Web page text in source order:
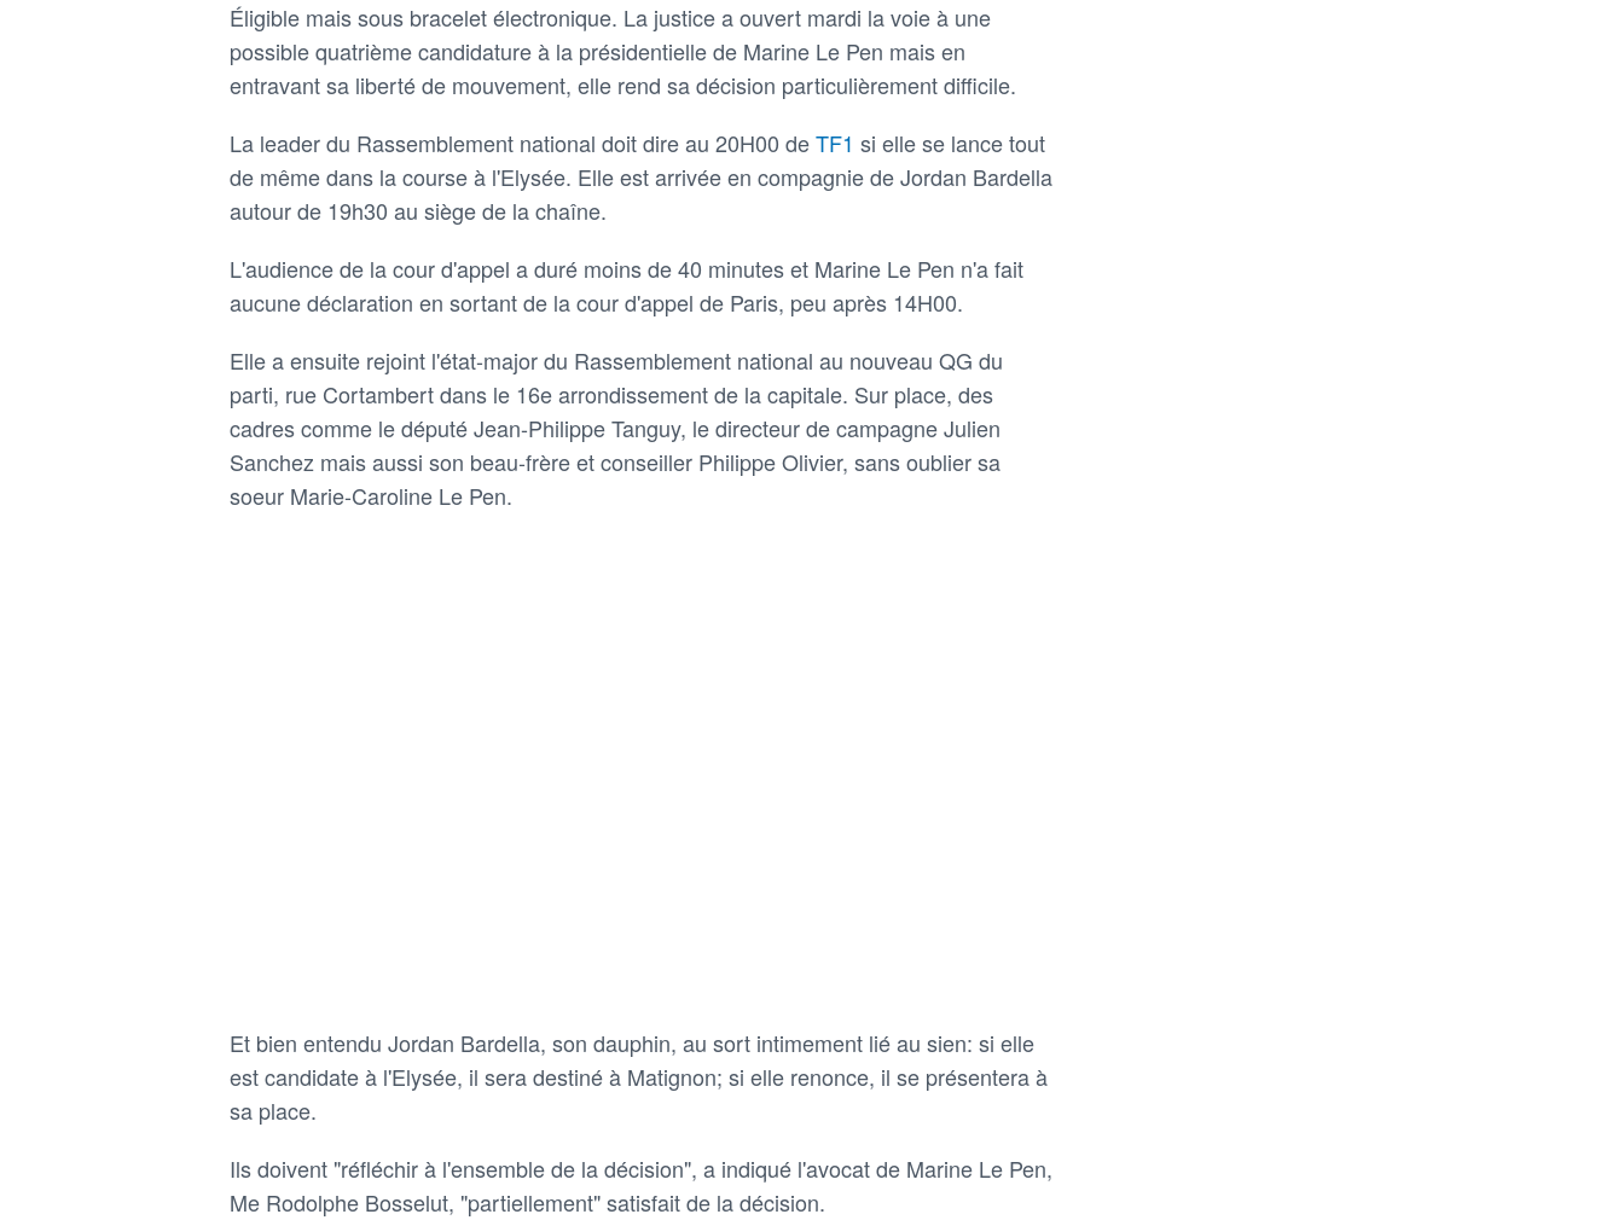
Éligible mais sous bracelet électronique. La justice a ouvert mardi la voie à une
possible quatrième candidature à la présidentielle de Marine Le Pen mais en
entravant sa liberté de mouvement, elle rend sa décision particulièrement difficile.
La leader du Rassemblement national doit dire au 20H00 deTF1 si elle se lance tout
de même dans la course à l'Elysée. Elle est arrivée en compagnie de Jordan Bardella
autour de 19h30 au siège de la chaîne.
L'audience de la cour d'appel a duré moins de 40 minutes et Marine Le Pen n'a fait
aucune déclaration en sortant de la cour d'appel de Paris, peu après 14H00.
Elle a ensuite rejoint l'état-major du Rassemblement national au nouveau QG du
parti, rue Cortambert dans le 16e arrondissement de la capitale. Sur place, des
cadres comme le député Jean-Philippe Tanguy, le directeur de campagne Julien
Sanchez mais aussi son beau-frère et conseiller Philippe Olivier, sans oublier sa
soeur Marie-Caroline Le Pen.
Et bien entendu Jordan Bardella, son dauphin, au sort intimement lié au sien: si elle
est candidate à l'Elysée, il sera destiné à Matignon; si elle renonce, il se présentera à
sa place.
Ils doivent "réfléchir à l'ensemble de la décision", a indiqué l'avocat de Marine Le Pen,
Me Rodolphe Bosselut, "partiellement" satisfait de la décision.